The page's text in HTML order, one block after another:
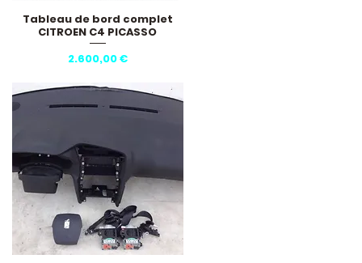
Hurtigvisning
Tableau de bord complet
CITROEN C4 PICASSO
Pris
2.600,00 €